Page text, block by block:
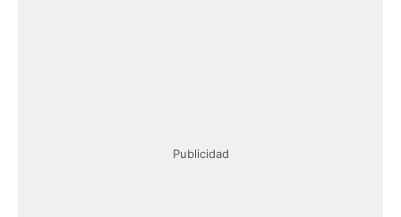
Publicidad